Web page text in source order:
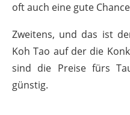
oft auch eine gute
Zweitens, und das ist
Koh Tao auf der die
sind die Preise fürs
günstig.